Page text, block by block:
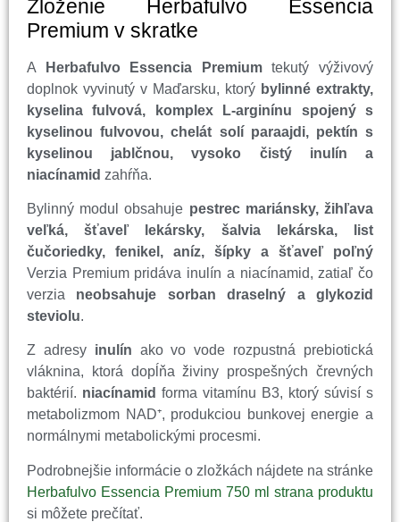
Zloženie Herbafulvo Essencia
Premium v skratke
A Herbafulvo Essencia Premiumtekutý výživový
doplnok vyvinutý v Maďarsku, ktorý bylinné extrakty,
kyselina fulvová, komplex L-arginínu spojený s
kyselinou fulvovou, chelát solí paraajdi, pektín s
kyselinou jablčnou, vysoko čistý inulín a
niacínamid zahŕňa.
Bylinný modul obsahuje pestrec mariánsky, žihľava
veľká, šťaveľ lekársky, šalvia lekárska, list
čučoriedky, fenikel, aníz, šípky a šťaveľ poľný
Verzia Premium pridáva inulín a niacínamid, zatiaľ čo
verzia neobsahuje sorban draselný a glykozid
steviolu.
Z adresy inulín ako vo vode rozpustná prebiotická
vláknina, ktorá dopĺňa živiny prospešných črevných
baktérií. niacínamid forma vitamínu B3, ktorý súvisí s
metabolizmom NAD⁺, produkciou bunkovej energie a
normálnymi metabolickými procesmi.
Podrobnejšie informácie o zložkách nájdete na stránke
Herbafulvo Essencia Premium 750 ml strana produktu
si môžete prečítať.